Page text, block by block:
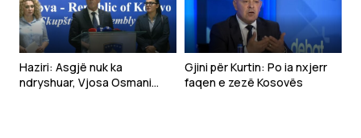
Haziri: Asgjë nuk ka
ndryshuar, Vjosa Osmani
Gjini për Kurtin: Po ia nxjerr
faqen e zezë Kosovës